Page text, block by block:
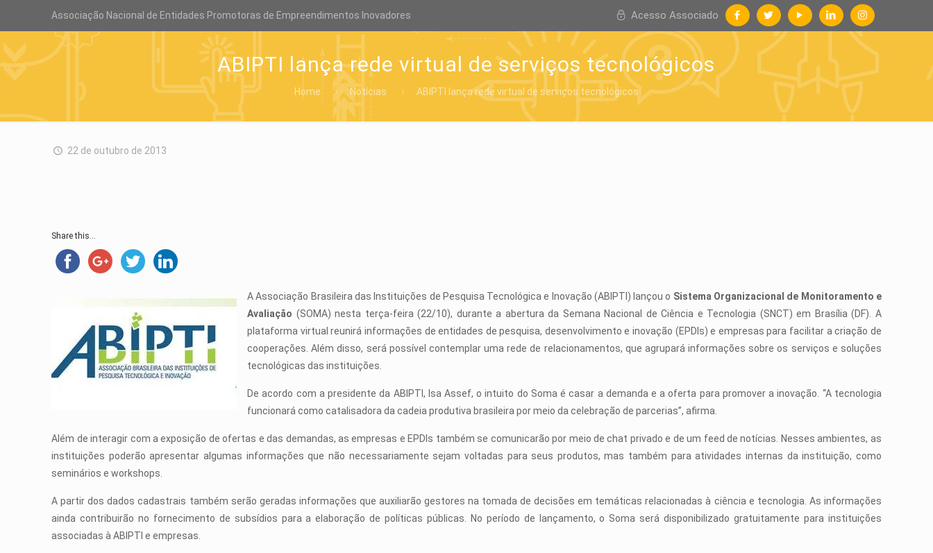
Associação Nacional de Entidades Promotoras de Empreendimentos Inovadores Acesso Associado
ABIPTI lança rede virtual de serviços tecnológicos
Home Notícias ABIPTI lança rede virtual de serviços tecnológicos
22 de outubro de 2013
Share this...
A Associação Brasileira das Instituições de Pesquisa Tecnológica e Inovação (ABIPTI) lançou o Sistema Organizacional de Monitoramento e
Avaliação (SOMA) nesta terça-feira (22/10), durante a abertura da Semana Nacional de Ciência e Tecnologia (SNCT) em Brasília (DF). A
plataforma virtual reunirá informações de entidades de pesquisa, desenvolvimento e inovação (EPDIs) e empresas para facilitar a criação de
cooperações. Além disso, será possível contemplar uma rede de relacionamentos, que agrupará informações sobre os serviços e soluções
tecnológicas das instituições.
De acordo com a presidente da ABIPTI, Isa Assef, o intuito do Soma é casar a demanda e a oferta para promover a inovação. “A tecnologia
funcionará como catalisadora da cadeia produtiva brasileira por meio da celebração de parcerias”, afirma.
Além de interagir com a exposição de ofertas e das demandas, as empresas e EPDIs também se comunicarão por meio de chat privado e de um feed de notícias. Nesses ambientes, as
instituições poderão apresentar algumas informações que não necessariamente sejam voltadas para seus produtos, mas também para atividades internas da instituição, como
seminários e workshops.
A partir dos dados cadastrais também serão geradas informações que auxiliarão gestores na tomada de decisões em temáticas relacionadas à ciência e tecnologia. As informações
ainda contribuirão no fornecimento de subsídios para a elaboração de políticas públicas. No período de lançamento, o Soma será disponibilizado gratuitamente para instituições
associadas à ABIPTI e empresas.